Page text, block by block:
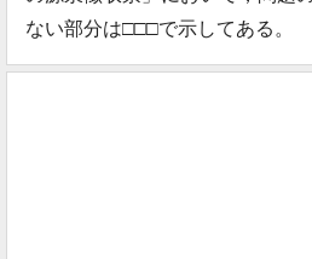
ない部分は□□□で示してある。